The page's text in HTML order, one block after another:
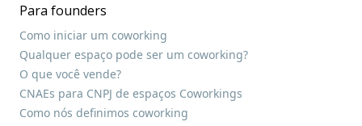
Para founders
Como iniciar um coworking
Qualquer espaço pode ser um coworking?
O que você vende?
CNAEs para CNPJ de espaços Coworkings
Como nós definimos coworking